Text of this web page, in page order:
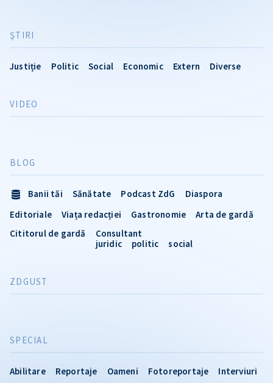
ŞTIRI
Justiție Politic Social Economic Extern Diverse
VIDEO
SPECIAL
Abilitare Reportaje Oameni Fotoreportaje
Interviuri
BLOG
Banii tăi Sănătate Podcast ZdG
Diaspora
Editoriale
Viața redacției Gastronomie
Arta de gardă
Cititorul de gardă
Consultant
juridic
politic social
ZDGUST